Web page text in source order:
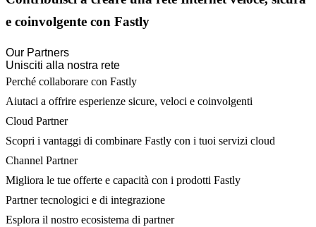
e coinvolgente con Fastly
Our Partners
Unisciti alla nostra rete
Perché collaborare con Fastly
Aiutaci a offrire esperienze sicure, veloci e coinvolgenti
Cloud Partner
Scopri i vantaggi di combinare Fastly con i tuoi servizi cloud
Channel Partner
Migliora le tue offerte e capacità con i prodotti Fastly
Partner tecnologici e di integrazione
Esplora il nostro ecosistema di partner